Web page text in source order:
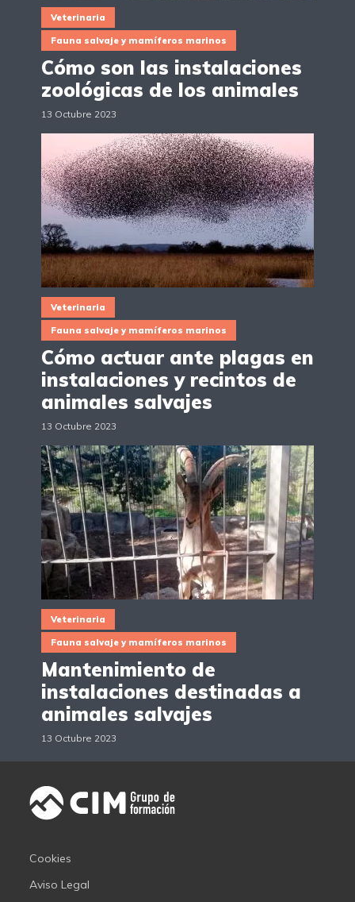
Veterinaria
Fauna salvaje y mamíferos marinos
Cómo son las instalaciones
zoológicas de los animales
13 Octubre 2023
Veterinaria
Fauna salvaje y mamíferos marinos
Cómo actuar ante plagas en
instalaciones y recintos de
animales salvajes
13 Octubre 2023
Veterinaria
Fauna salvaje y mamíferos marinos
Mantenimiento de
instalaciones destinadas a
animales salvajes
13 Octubre 2023
Cookies
Aviso Legal